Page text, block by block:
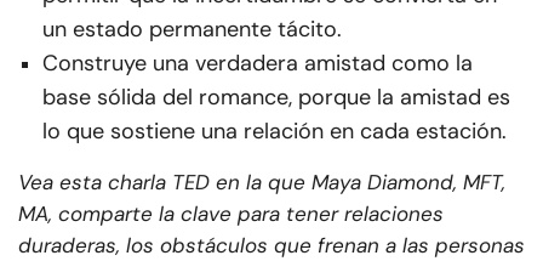
un estado permanente tácito.
Construye una verdadera amistad como la
base sólida del romance, porque la amistad es
lo que sostiene una relación en cada estación.
Vea esta charla TED en la que Maya Diamond, MFT,
MA, comparte la clave para tener relaciones
duraderas, los obstáculos que frenan a las personas